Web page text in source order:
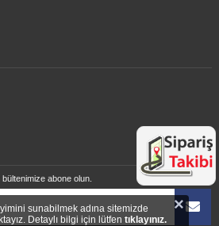
abone olun.
sunabilmek adına sitemizde
Detaylı bilgi için lütfen tıklayınız.
×